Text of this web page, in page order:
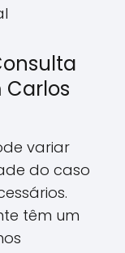
Carlos
variar
do caso
têm um